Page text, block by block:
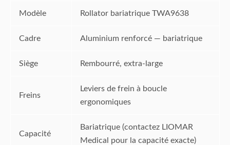
Modèle Rollator bariatrique TWA9638
Cadre Aluminium renforcé — bariatrique
Siège Rembourré, extra-large
Freins
Leviers de frein à boucle
ergonomiques
Capacité
Bariatrique (contactez LIOMAR
Medical pour la capacité exacte)